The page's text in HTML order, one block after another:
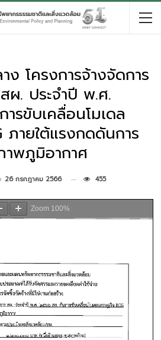
ง โครงการจ้างจัดการ
ผ. ประจำปี พ.ศ.
รขับเคลื่อนโมเดล
ภายใต้แรงกดดันการ
พภูมิอากาศ
26 กรกฎาคม 2566 455
Zoom 100%